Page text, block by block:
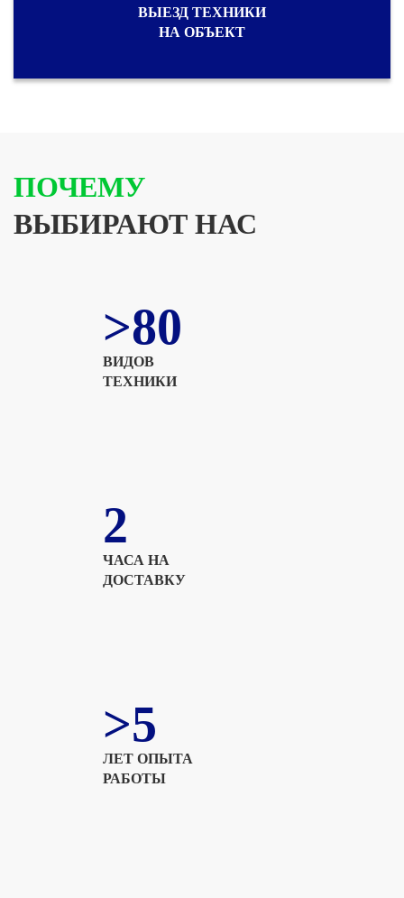
ВЫЕЗД ТЕХНИКИ
НА ОБЪЕКТ
ПОЧЕМУ
ВЫБИРАЮТ НАС
>80
ВИДОВ
ТЕХНИКИ
2
ЧАСА НА
ДОСТАВКУ
>5
ЛЕТ ОПЫТА
РАБОТЫ